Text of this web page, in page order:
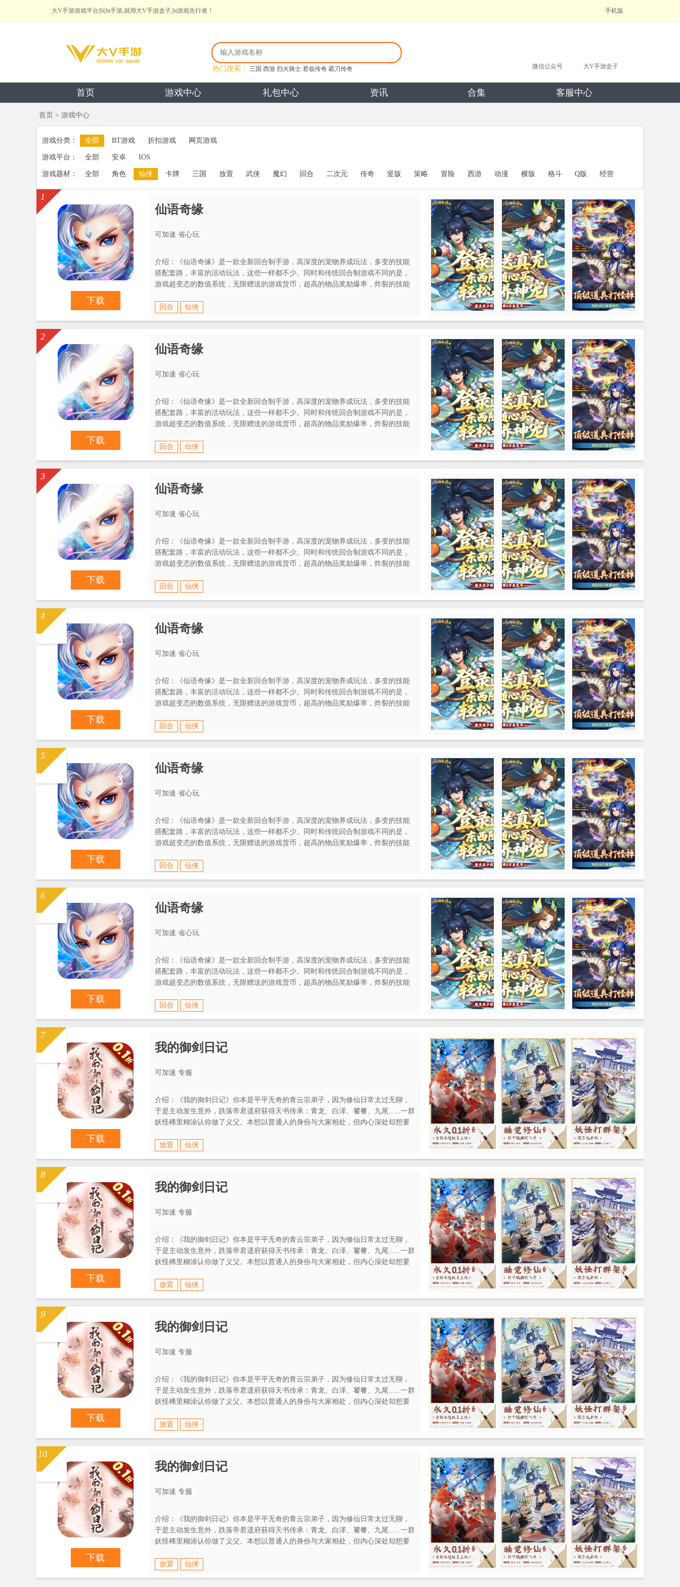
大V手游游戏平台|玩bt手游,就用大V手游盒子,bt游戏先行者！ 手机版
热门搜索： 三国 西游 烈火骑士 君临传奇 霸刀传奇 大V手游盒子
微信公众号
首页 游戏中心 礼包中心 资讯 合集 客服中心
首页 > 游戏中心
游戏分类： 全部 BT游戏 折扣游戏 网页游戏
游戏平台： 全部 安卓 IOS
游戏题材： 全部 角色 仙侠 卡牌 三国 放置 武侠 魔幻 回合 二次元 传奇 竖版 策略 冒险 西游 动漫 横版 格斗 Q版 经营
下载
仙语奇缘
可加速 省心玩
介绍：《仙语奇缘》是一款全新回合制手游，高深度的宠物养成玩法，多变的技能
搭配套路，丰富的活动玩法，这些一样都不少。同时和传统回合制游戏不同的是，
游戏超变态的数值系统，无限赠送的游戏货币，超高的物品奖励爆率，炸裂的技能
回合
仙侠
1
下载
仙语奇缘
可加速 省心玩
介绍：《仙语奇缘》是一款全新回合制手游，高深度的宠物养成玩法，多变的技能
搭配套路，丰富的活动玩法，这些一样都不少。同时和传统回合制游戏不同的是，
游戏超变态的数值系统，无限赠送的游戏货币，超高的物品奖励爆率，炸裂的技能
回合
仙侠
2
下载
仙语奇缘
可加速 省心玩
介绍：《仙语奇缘》是一款全新回合制手游，高深度的宠物养成玩法，多变的技能
搭配套路，丰富的活动玩法，这些一样都不少。同时和传统回合制游戏不同的是，
游戏超变态的数值系统，无限赠送的游戏货币，超高的物品奖励爆率，炸裂的技能
回合
仙侠
3
下载
仙语奇缘
可加速 省心玩
介绍：《仙语奇缘》是一款全新回合制手游，高深度的宠物养成玩法，多变的技能
搭配套路，丰富的活动玩法，这些一样都不少。同时和传统回合制游戏不同的是，
游戏超变态的数值系统，无限赠送的游戏货币，超高的物品奖励爆率，炸裂的技能
回合
仙侠
4
下载
仙语奇缘
可加速 省心玩
介绍：《仙语奇缘》是一款全新回合制手游，高深度的宠物养成玩法，多变的技能
搭配套路，丰富的活动玩法，这些一样都不少。同时和传统回合制游戏不同的是，
游戏超变态的数值系统，无限赠送的游戏货币，超高的物品奖励爆率，炸裂的技能
回合
仙侠
5
下载
仙语奇缘
可加速 省心玩
介绍：《仙语奇缘》是一款全新回合制手游，高深度的宠物养成玩法，多变的技能
搭配套路，丰富的活动玩法，这些一样都不少。同时和传统回合制游戏不同的是，
游戏超变态的数值系统，无限赠送的游戏货币，超高的物品奖励爆率，炸裂的技能
回合
仙侠
6
下载
我的御剑日记
可加速 专服
介绍：《我的御剑日记》你本是平平无奇的青云宗弟子，因为修仙日常太过无聊，
于是主动发生意外，跌落帝君遗府获得天书传承：青龙、白泽、饕餮、九尾......一群
妖怪稀里糊涂认你做了义父。本想以普通人的身份与大家相处，但内心深处却想要
放置
仙侠
7
下载
我的御剑日记
可加速 专服
介绍：《我的御剑日记》你本是平平无奇的青云宗弟子，因为修仙日常太过无聊，
于是主动发生意外，跌落帝君遗府获得天书传承：青龙、白泽、饕餮、九尾......一群
妖怪稀里糊涂认你做了义父。本想以普通人的身份与大家相处，但内心深处却想要
放置
仙侠
8
下载
我的御剑日记
可加速 专服
介绍：《我的御剑日记》你本是平平无奇的青云宗弟子，因为修仙日常太过无聊，
于是主动发生意外，跌落帝君遗府获得天书传承：青龙、白泽、饕餮、九尾......一群
妖怪稀里糊涂认你做了义父。本想以普通人的身份与大家相处，但内心深处却想要
放置
仙侠
9
下载
我的御剑日记
可加速 专服
介绍：《我的御剑日记》你本是平平无奇的青云宗弟子，因为修仙日常太过无聊，
于是主动发生意外，跌落帝君遗府获得天书传承：青龙、白泽、饕餮、九尾......一群
妖怪稀里糊涂认你做了义父。本想以普通人的身份与大家相处，但内心深处却想要
放置
仙侠
10